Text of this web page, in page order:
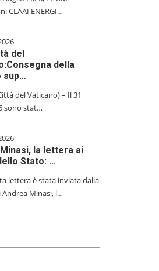
CLAAI ENERGI…
del
della
sup…
del Vaticano) – Il 31
sono stat…
la lettera ai
Stato: …
lettera è stata inviata dalla
Andrea Minasi, l…